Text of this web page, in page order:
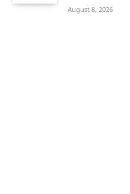
August 8, 2026